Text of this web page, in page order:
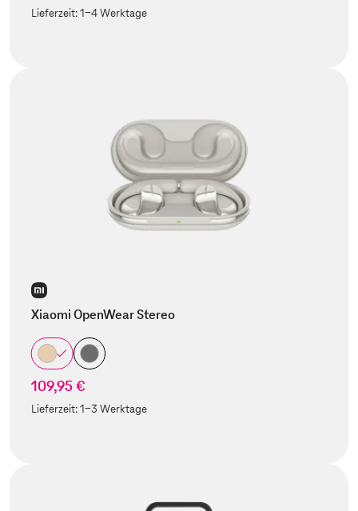
Lieferzeit:1-4 Werktage
Xiaomi OpenWear Stereo
109,95 €
Lieferzeit:1-3 Werktage